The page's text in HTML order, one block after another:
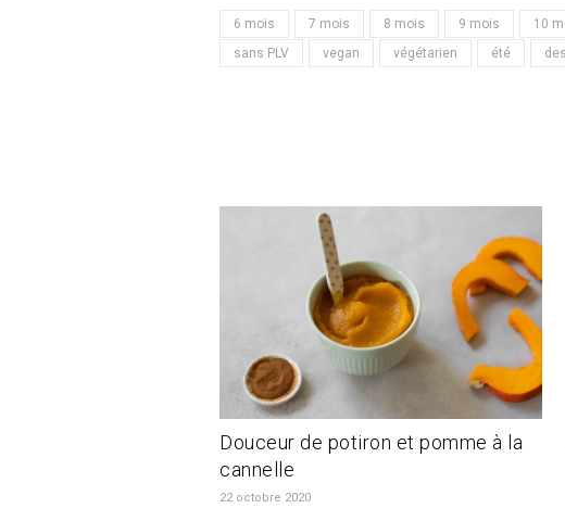
6 mois 7 mois 8 mois 9 mois 10
sans PLV
vegan végétarien été
Douceur de potiron et pomme à la
cannelle
22 octobre 2020